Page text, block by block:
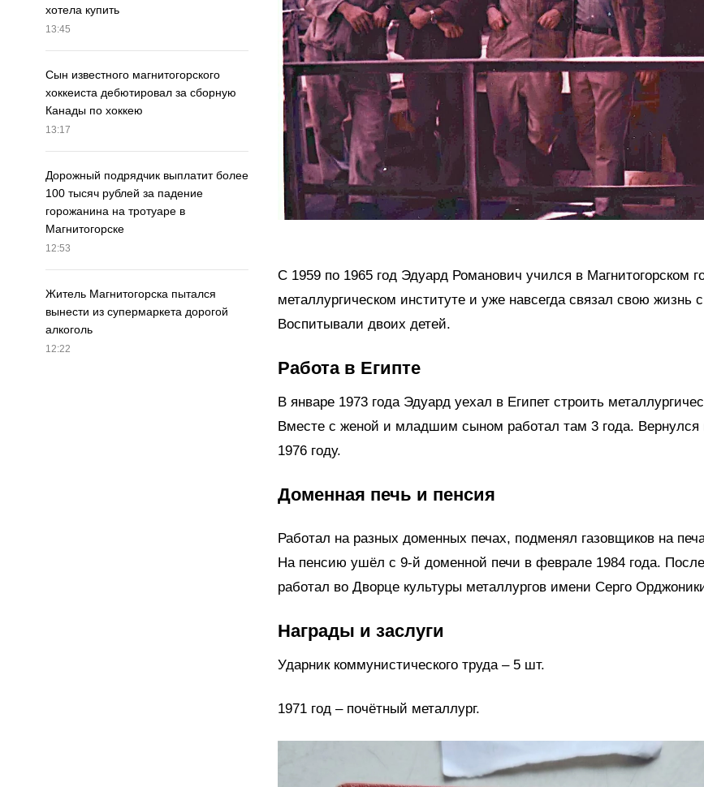
хотела купить
13:45
Сын известного магнитогорского
хоккеиста дебютировал за сборную
Канады по хоккею
13:17
Дорожный подрядчик выплатит более
100 тысяч рублей за падение
горожанина на тротуаре в
Магнитогорске
12:53
Житель Магнитогорска пытался
вынести из супермаркета дорогой
алкоголь
12:22
С 1959 по 1965 год Эдуард Романович учился в Магнитогорском
металлургическом институте и уже навсегда связал свою жизнь
Воспитывали двоих детей.
Работа в Египте
В январе 1973 года Эдуард уехал в Египет строить
Вместе с женой и младшим сыном работал там 3 года. Вернулся
1976 году.
Доменная печь и пенсия
Работал на разных доменных печах, подменял газовщиков на
На пенсию ушёл с 9-й доменной печи в феврале 1984 года.
работал во Дворце культуры металлургов имени Серго
Награды и заслуги
Ударник коммунистического труда – 5 шт.
1971 год – почётный металлург.